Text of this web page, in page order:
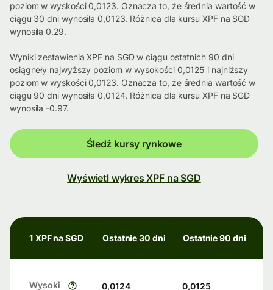
poziom w wyskości 0,0123. Oznacza to, że średnia wartość w
ciągu 30 dni wynosiła 0,0123. Różnica dla kursu XPF na SGD
wynosiła 0.29.
Wyniki zestawienia XPF na SGD w ciągu ostatnich 90 dni
osiągneły najwyższy poziom w wysokości 0,0125 i najniższy
poziom w wyskości 0,0123. Oznacza to, że średnia wartość w
ciągu 90 dni wynosiła 0,0124. Różnica dla kursu XPF na SGD
wynosiła -0.97.
Śledź kursy rynkowe
Wyświetl wykres XPF na SGD
1 XPF na SGD Ostatnie 30 dni Ostatnie 90 dni
Wysoki 0,0124 0,0125